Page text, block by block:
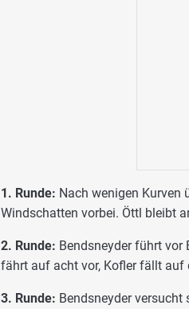
1. Runde: Nach wenigen Kurven
Windschatten vorbei. Öttl bleibt
2. Runde: Bendsneyder führt vor
fährt auf acht vor, Kofler fällt auf
3. Runde: Bendsneyder